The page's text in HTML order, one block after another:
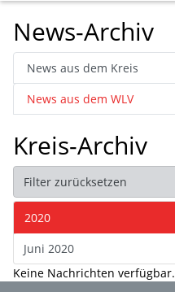
News-Archiv
News aus dem Kreis
News aus dem WLV
Kreis-Archiv
Filter zurücksetzen
2020
Juni 2020
Keine Nachrichten verfügbar.